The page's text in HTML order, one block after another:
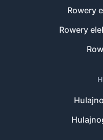
Rowery
Rowery